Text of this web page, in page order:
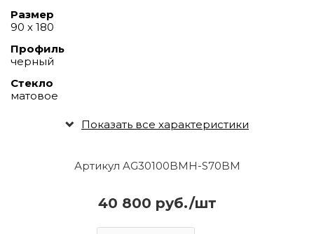
Артикул AG30100BMH-S70BM
40 800 руб./шт
Размер
90 х 180
Профиль
черный
Стекло
матовое
Показать все характеристики